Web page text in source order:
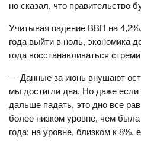
но сказал, что правительство
Учитывая падение ВВП на
года выйти в ноль, экономика
года восстанавливаться
— Данные за июнь внушают
мы достигли дна. Но даже
дальше падать, это дно все
более низком уровне, чем
года: на уровне, близком к